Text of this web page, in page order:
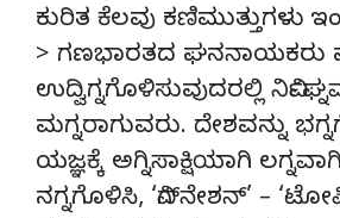
ಕುರಿತ ಕೆಲವು ಕಣಿಮುತ್ತುಗಳು
> ಗಣಭಾರತದ ಘನನಾಯಕರು
ಉದ್ವಿಗ್ನಗೊಳಿಸುವುದರಲ್ಲಿ
ಮಗ್ನರಾಗುವರು. ದೇಶವನ್ನು
ಯಜ್ಞಕ್ಕೆ ಅಗ್ನಿಸಾಕ್ಷಿಯಾಗಿ
ನಗ್ನಗೊಳಿಸಿ, ‘ವಿಗ್‍ನೇಶನ್’ –